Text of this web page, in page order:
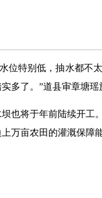
位特别低，抽水都不
多了。”道县审章塘瑶
也将于年前陆续开工
万亩农田的灌溉保障